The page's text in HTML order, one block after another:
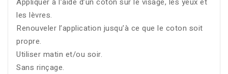
les lèvres.
Renouveler l’application jusqu’à ce que le coton soit
propre.
Utiliser matin et/ou soir.
Sans rinçage.